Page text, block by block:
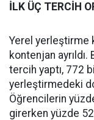
İLK ÜÇ TERCİH
Yerel yerleştirme
kontenjan
tercih yaptı, 772
yerleştirmedeki
Öğrencilerin
girerken yüzde